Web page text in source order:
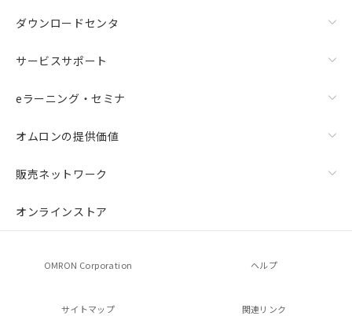
ダウンロードセンタ
サービスサポート
eラーニング・セミナ
オムロンの提供価値
販売ネットワーク
オンラインストア
OMRON Corporation ヘルプ
サイトマップ 関連リンク